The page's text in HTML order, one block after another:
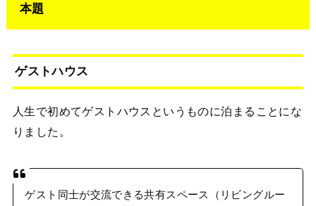
本題
ゲストハウス
人生で初めてゲストハウスというものに泊まることにな
りました。
ゲスト同士が交流できる共有スペース（リビングルー